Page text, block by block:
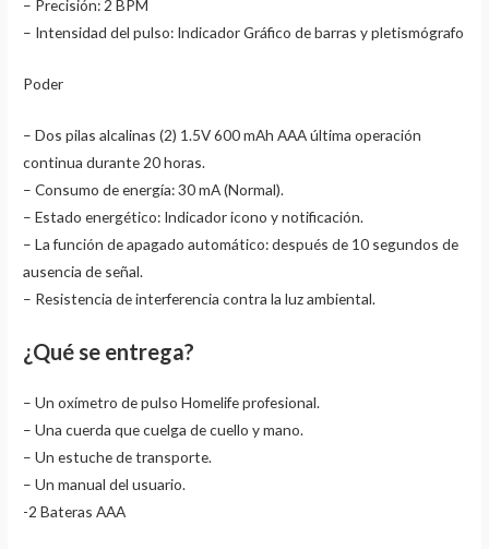
– Precisión: 2 BPM
– Intensidad del pulso: Indicador Gráfico de barras y pletismógrafo
Poder
– Dos pilas alcalinas (2) 1.5V 600 mAh AAA última operación
continua durante 20 horas.
– Consumo de energía: 30 mA (Normal).
– Estado energético: Indicador icono y notificación.
– La función de apagado automático: después de 10 segundos de
ausencia de señal.
– Resistencia de interferencia contra la luz ambiental.
¿Qué se entrega?
– Un oxímetro de pulso Homelife profesional.
– Una cuerda que cuelga de cuello y mano.
– Un estuche de transporte.
– Un manual del usuario.
-2 Bateras AAA